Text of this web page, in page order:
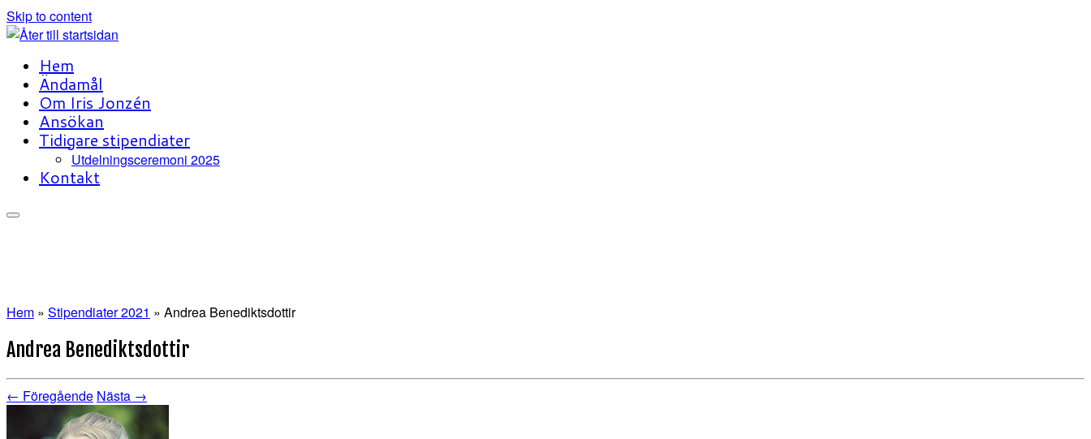
Skip to content
Hem
Ändamål
Om Iris Jonzén
Ansökan
Tidigare stipendiater
Utdelningsceremoni 2025
Kontakt
Hem » Stipendiater 2021 » Andrea Benediktsdottir
Andrea Benediktsdottir
← Föregående Nästa →